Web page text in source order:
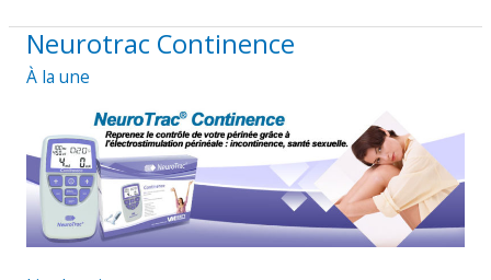
Neurotrac Continence
À la une
Neurotrac
Continence